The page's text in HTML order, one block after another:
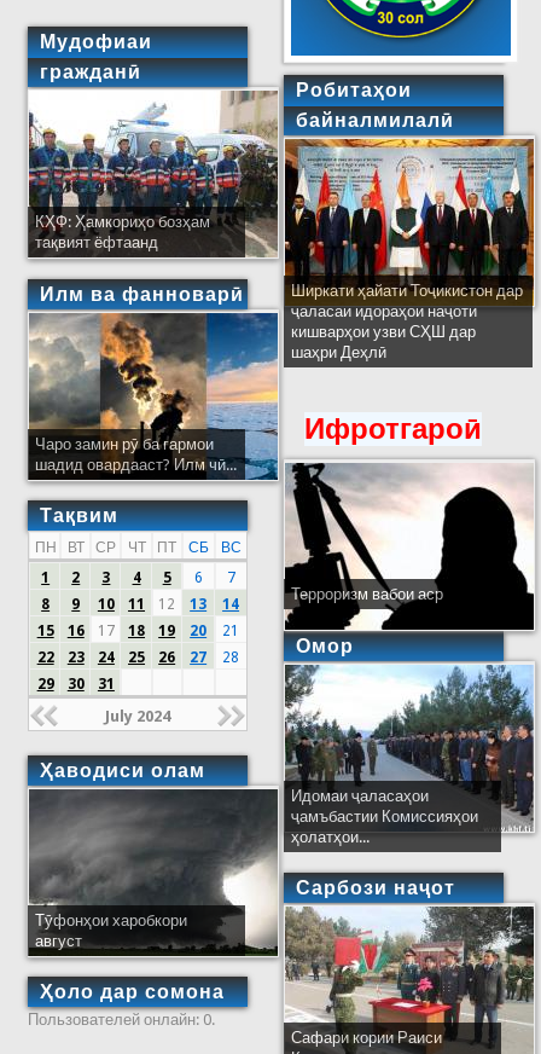
Мудофиаи
гражданӣ
КҲФ: Ҳамкориҳо бозҳам
тақвият ёфтаанд
Илм ва фанноварӣ
Чаро замин рӯ ба гармои
шадид овардааст? Илм чӣ...
Тақвим
ПН ВТ СР ЧТ ПТ СБ
ВС
1
2 3 4 5 6
7
8
9 10 11 12 13
14
15
16 17 18 19 20
21
22
23 24 25 26 27
28
29
30 31
July 2024
Ҳаводиси олам
Тӯфонҳои харобкори
август
Ҳоло дар сомона
Пользователей онлайн: 0.
Робитаҳои
байналмилалӣ
Ширкати ҳайати Тоҷикистон дар
ҷаласаи идораҳои наҷоти
кишварҳои узви СҲШ дар
шаҳри Деҳлӣ
Ифротгароӣ
Терроризм вабои аср
Омор
Идомаи ҷаласаҳои
ҷамъбастии Комиссияҳои
ҳолатҳои...
Сарбози наҷот
Сафари кории Раиси